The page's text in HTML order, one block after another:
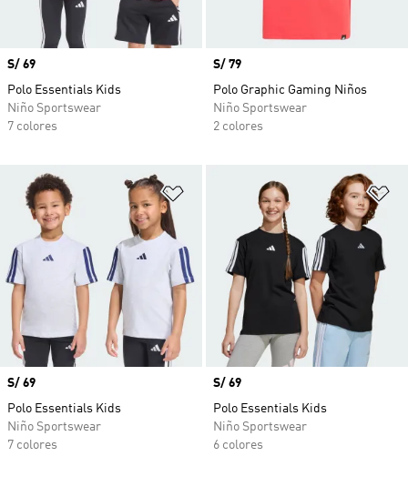
Precio
S/ 69
Polo Essentials Kids
Niño Sportswear
7 colores
Precio
S/ 79
Polo Graphic Gaming Niños
Niño Sportswear
2 colores
Añadir a la lista de deseos
Precio
S/ 69
Polo Essentials Kids
Niño Sportswear
7 colores
Precio
S/ 69
Polo Essentials Kids
Niño Sportswear
6 colores